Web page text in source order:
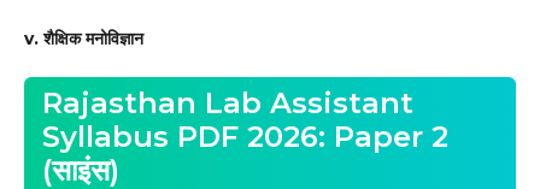
v. शैक्षिक मनोविज्ञान
Rajasthan Lab Assistant
Syllabus PDF 2026: Paper 2
(साइंस)